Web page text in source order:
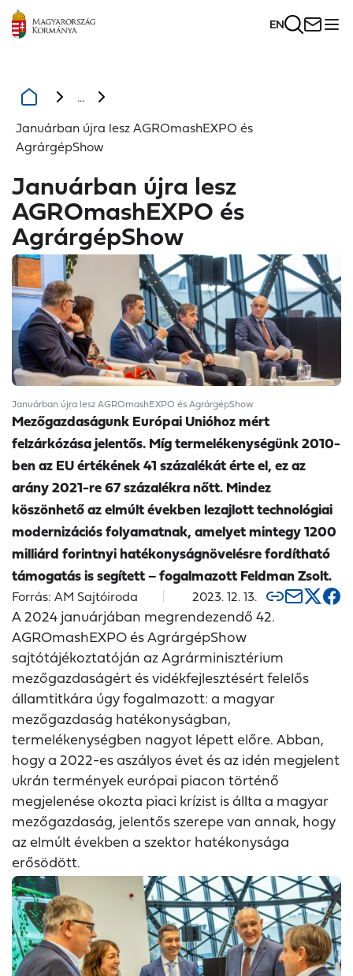
EN
...
Januárban újra lesz AGROmashEXPO és
AgrárgépShow
Januárban újra lesz
AGROmashEXPO és
AgrárgépShow
Januárban újra lesz AGROmashEXPO és AgrárgépShow
Mezőgazdaságunk Európai Unióhoz mért
felzárkózása jelentős. Míg termelékenységünk 2010-
ben az EU értékének 41 százalékát érte el, ez az
arány 2021-re 67 százalékra nőtt. Mindez
köszönhető az elmúlt években lezajlott technológiai
modernizációs folyamatnak, amelyet mintegy 1200
milliárd forintnyi hatékonyságnövelésre fordítható
támogatás is segített – fogalmazott Feldman Zsolt.
Forrás: AM Sajtóiroda 2023. 12. 13.
A 2024 januárjában megrendezendő 42.
AGROmashEXPO és AgrárgépShow
sajtótájékoztatóján az Agrárminisztérium
mezőgazdaságért és vidékfejlesztésért felelős
államtitkára úgy fogalmazott: a magyar
mezőgazdaság hatékonyságban,
termelékenységben nagyot lépett előre. Abban,
hogy a 2022-es aszályos évet és az idén megjelent
ukrán termények európai piacon történő
megjelenése okozta piaci krízist is állta a magyar
mezőgazdaság, jelentős szerepe van annak, hogy
az elmúlt években a szektor hatékonysága
erősödött.